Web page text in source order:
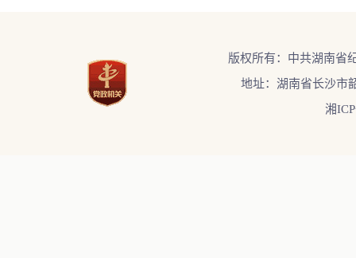
版权所有：中共湖南省
地址：湖南省长沙市
湘